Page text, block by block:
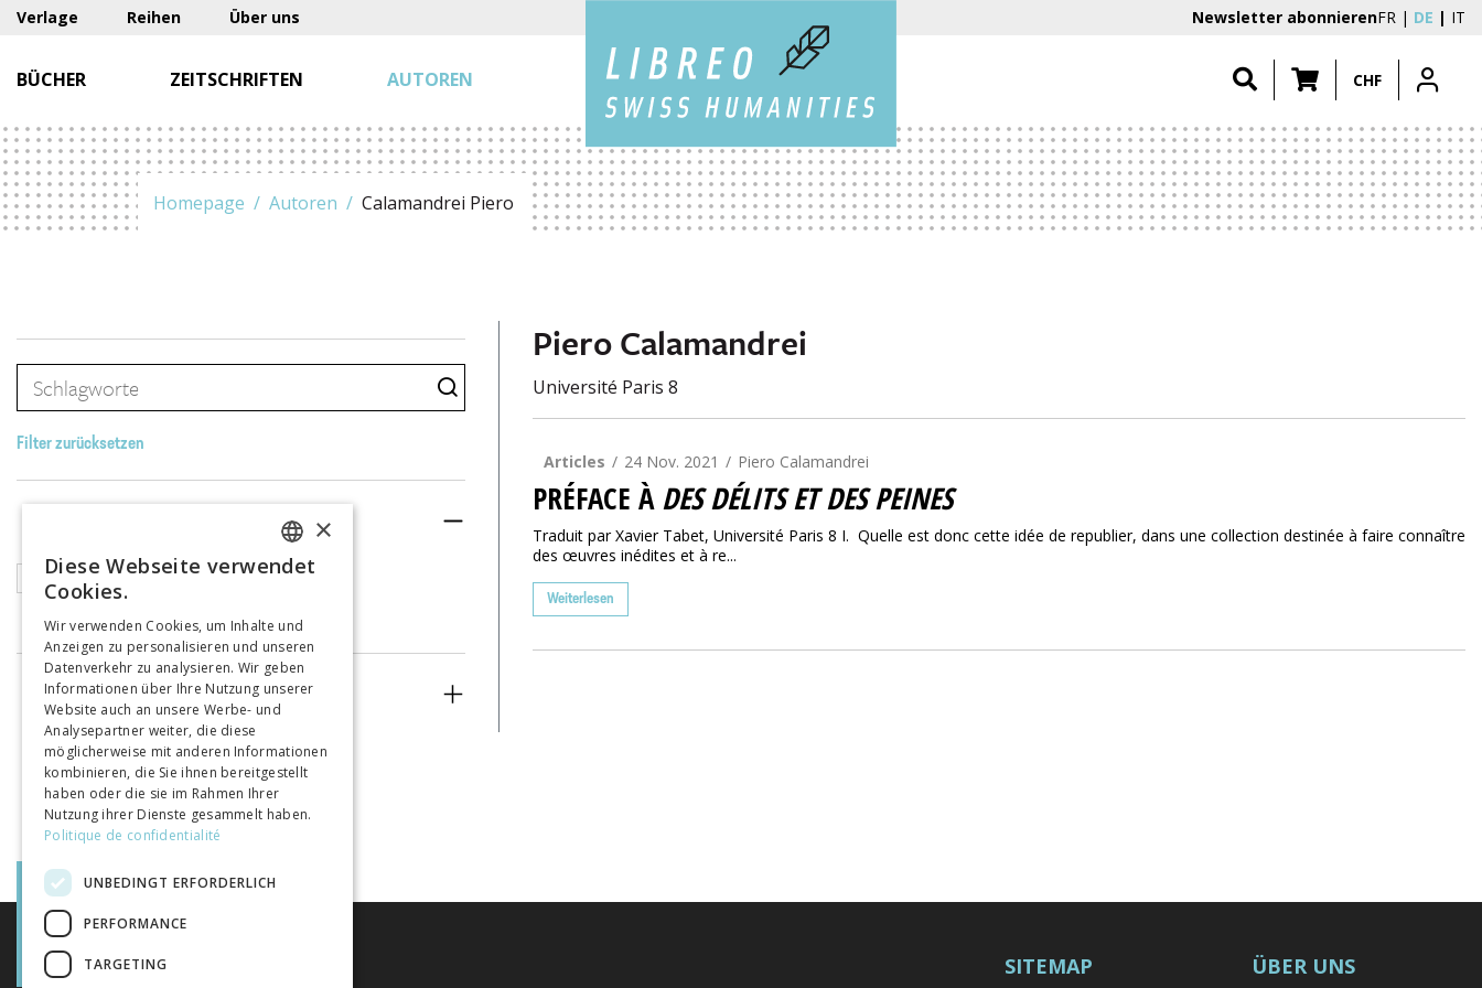
Verlage Reihen Über uns Newsletter abonnierenFR DE IT
BÜCHER ZEITSCHRIFTEN AUTOREN CHF
Homepage Autoren Calamandrei Piero
Filter zurücksetzen
Articles
ERSCHEINUNGSJAHR
Piero Calamandrei
Université Paris 8
Articles 24 Nov. 2021 Piero Calamandrei
PRÉFACE ÀDES DÉLITS ET DES PEINES
Traduit par Xavier Tabet, Université Paris 8 I. Quelle est donc cette idée de republier, dans une collection destinée à faire connaître
des œuvres inédites et à re...
Weiterlesen
SITEMAP ÜBER UNS
FRENCH
ITALIAN
×
Diese Webseite verwendet
Cookies.
Wir verwenden Cookies, um Inhalte und
Anzeigen zu personalisieren und unseren
Datenverkehr zu analysieren. Wir geben
Informationen über Ihre Nutzung unserer
Website auch an unsere Werbe- und
Analysepartner weiter, die diese
möglicherweise mit anderen Informationen
kombinieren, die Sie ihnen bereitgestellt
haben oder die sie im Rahmen Ihrer
Nutzung ihrer Dienste gesammelt haben.
Politique de confidentialité
UNBEDINGT ERFORDERLICH
PERFORMANCE
TARGETING